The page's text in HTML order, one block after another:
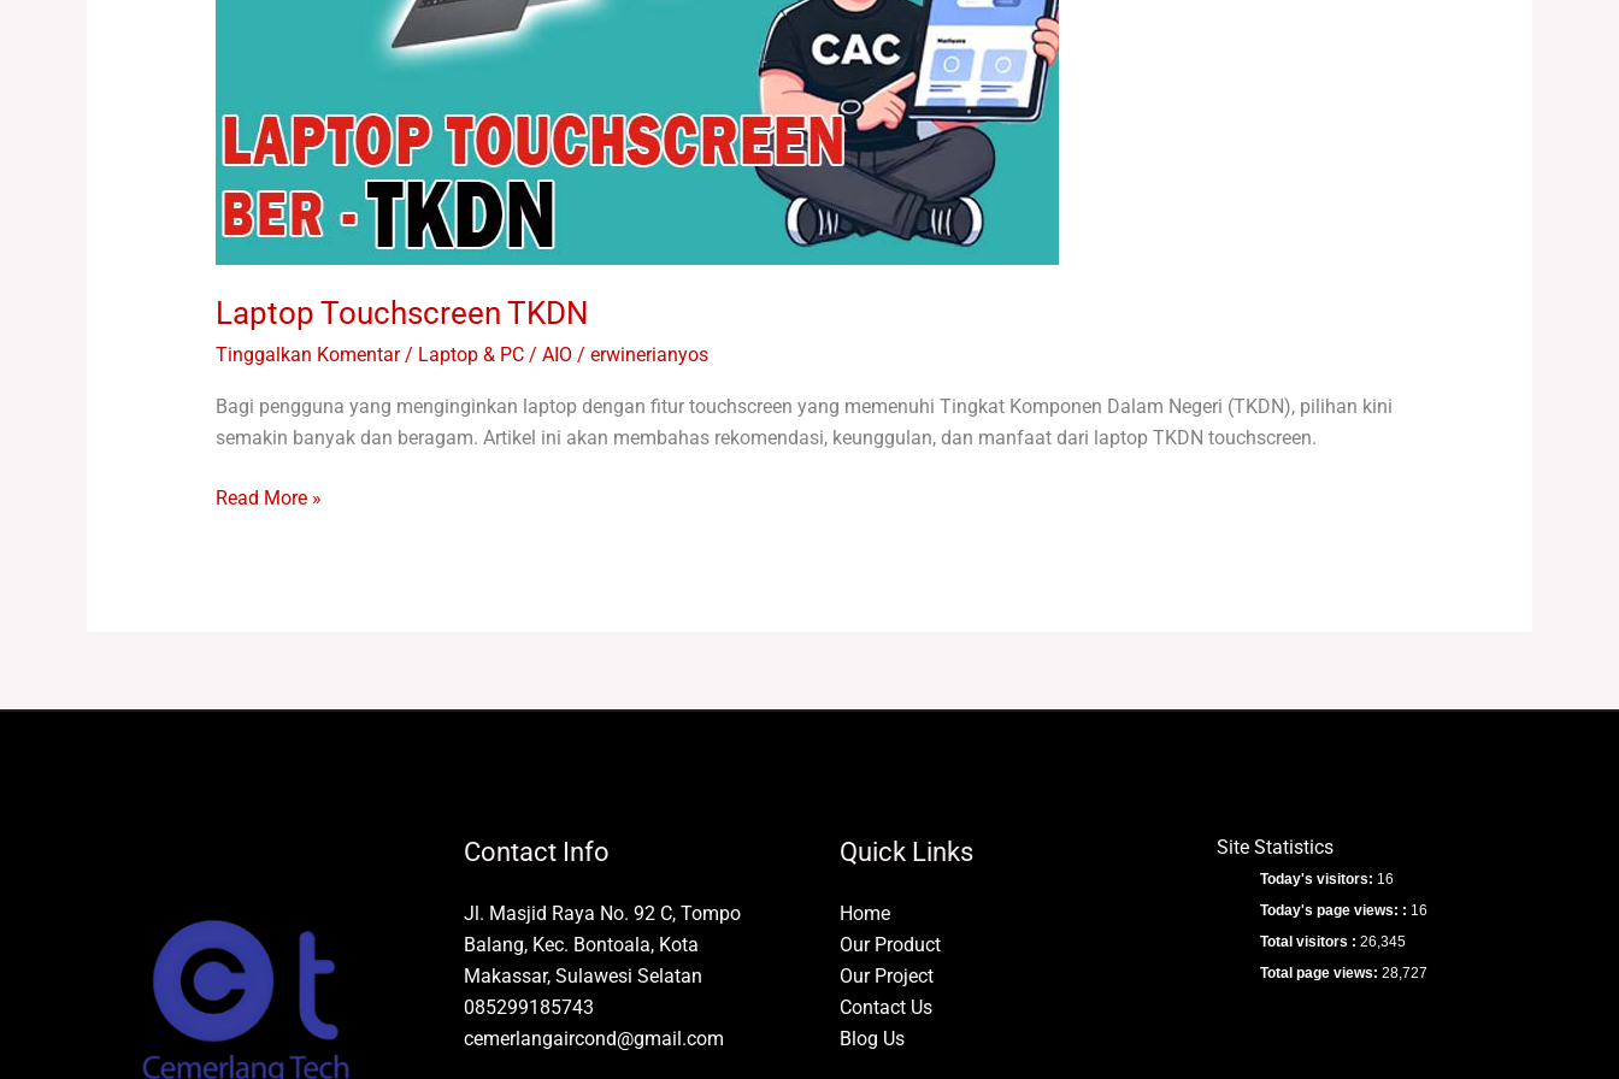
Laptop Touchscreen TKDN
Tinggalkan Komentar / Laptop & PC / AIO / erwinerianyos
Bagi pengguna yang menginginkan laptop dengan fitur touchscreen yang memenuhi Tingkat Komponen Dalam Negeri (TKDN), pilihan kini
semakin banyak dan beragam. Artikel ini akan membahas rekomendasi, keunggulan, dan manfaat dari laptop TKDN touchscreen.
Read More »
Contact Info
Jl. Masjid Raya No. 92 C, Tompo
Balang, Kec. Bontoala, Kota
Makassar, Sulawesi Selatan
085299185743
cemerlangaircond@gmail.com
Quick Links
Home
Our Product
Our Project
Contact Us
Blog Us
Site Statistics
Today's visitors: 16
Today's page views: : 16
Total visitors : 26,345
Total page views: 28,727